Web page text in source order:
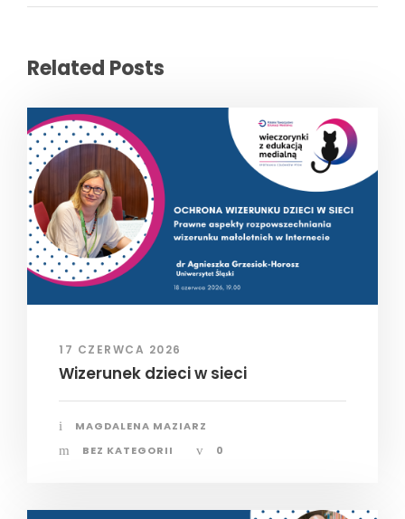
Related Posts
17 CZERWCA 2026
Wizerunek dzieci w sieci
MAGDALENA MAZIARZ
BEZ KATEGORII
0